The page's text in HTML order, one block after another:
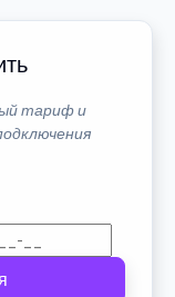
тариф и